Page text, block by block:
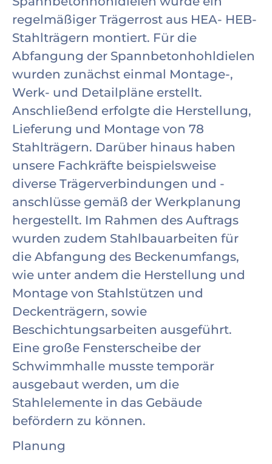
regelmäßiger Trägerrost aus HEA- HEB-
Stahlträgern montiert. Für die
Abfangung der Spannbetonhohldielen
wurden zunächst einmal Montage-,
Werk- und Detailpläne erstellt.
Anschließend erfolgte die Herstellung,
Lieferung und Montage von 78
Stahlträgern. Darüber hinaus haben
unsere Fachkräfte beispielsweise
diverse Trägerverbindungen und -
anschlüsse gemäß der Werkplanung
hergestellt. Im Rahmen des Auftrags
wurden zudem Stahlbauarbeiten für
die Abfangung des Beckenumfangs,
wie unter andem die Herstellung und
Montage von Stahlstützen und
Deckenträgern, sowie
Beschichtungsarbeiten ausgeführt.
Eine große Fensterscheibe der
Schwimmhalle musste temporär
ausgebaut werden, um die
Stahlelemente in das Gebäude
befördern zu können.
Planung